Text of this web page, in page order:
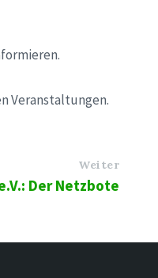
Veranstaltungen.
Weiter
Der Netzbote